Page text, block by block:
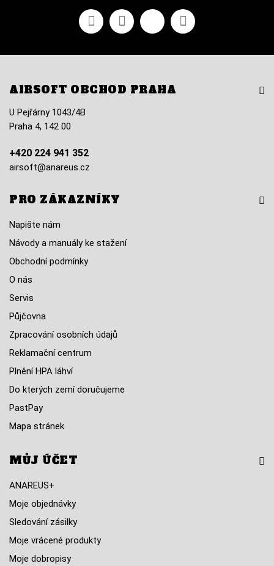
FacebookYouTubeVimeo Instagram
AIRSOFT OBCHOD PRAHA
U Pejřárny 1043/4B
Praha 4, 142 00
+420 224 941 352
airsoft@anareus.cz
PRO ZÁKAZNÍKY
Napište nám
Návody a manuály ke stažení
Obchodní podmínky
O nás
Servis
Půjčovna
Zpracování osobních údajů
Reklamační centrum
Plnění HPA láhví
Do kterých zemí doručujeme
PastPay
Mapa stránek
MŮJ ÚČET
ANAREUS+
Moje objednávky
Sledování zásilky
Moje vrácené produkty
Moje dobropisy